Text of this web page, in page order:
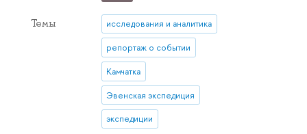
Темы исследования и аналитика
репортаж о событии
Камчатка
Эвенская экспедиция
экспедиции